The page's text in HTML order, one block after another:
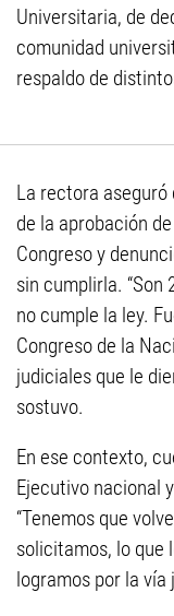
Universitaria, de
comunidad
respaldo de
La rectora aseguró
de la aprobación
Congreso y
sin cumplirla. “Son
no cumple la ley.
Congreso de la
judiciales que le
sostuvo.
En ese contexto,
Ejecutivo nacional
“Tenemos que
solicitamos, lo que
logramos por la vía